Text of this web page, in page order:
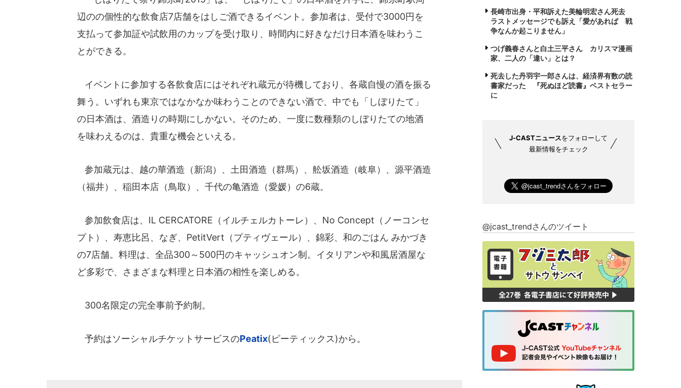
辺のの個性的な飲食店7店舗をはしご酒できるイベント。参加者は、受付で3000円を
支払って参加証や試飲用のカップを受け取り、時間内に好きなだけ日本酒を味わうこ
とができる。
イベントに参加する各飲食店にはそれぞれ蔵元が待機しており、各蔵自慢の酒を振る
舞う。いずれも東京ではなかなか味わうことのできない酒で、中でも「しぼりたて」
の日本酒は、酒造りの時期にしかない。そのため、一度に数種類のしぼりたての地酒
を味わえるのは、貴重な機会といえる。
参加蔵元は、越の華酒造（新潟）、土田酒造（群馬）、舩坂酒造（岐阜）、源平酒造
（福井）、稲田本店（鳥取）、千代の亀酒造（愛媛）の6蔵。
参加飲食店は、IL CERCATORE（イルチェルカトーレ）、No Concept（ノーコンセ
プト）、寿恵比呂、なぎ、PetitVert（プティヴェール）、錦彩、和のごはん みかづき
の7店舗。料理は、全品300～500円のキャッシュオン制。イタリアンや和風居酒屋な
ど多彩で、さまざまな料理と日本酒の相性を楽しめる。
300名限定の完全事前予約制。
予約はソーシャルチケットサービスのPeatix(ピーティックス)から。
長崎市出身・平和訴えた美輪明宏さん死去
ラストメッセージでも訴え「愛があれば 戦
争なんか起こりません」
つげ義春さんと白土三平さん カリスマ漫画
家、二人の「違い」とは？
死去した丹羽宇一郎さんは、経済界有数の読
書家だった 『死ぬほど読書』ベストセラー
に
J-CASTニュースをフォローして
最新情報をチェック
@jcast_trendさんのツイート